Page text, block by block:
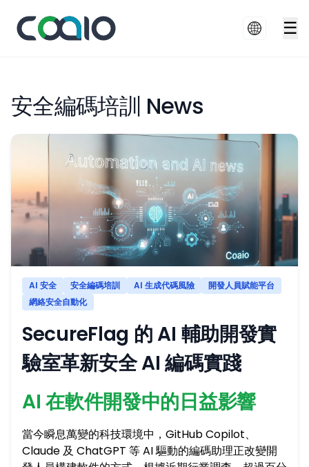
☰
安全編碼培訓 News
AI 安全 安全編碼培訓 AI 生成代碼風險
開發人員賦能平台
網絡安全自動化
SecureFlag 的 AI 輔助開發實
驗室革新安全 AI 編碼實踐
AI 在軟件開發中的日益影響
當今瞬息萬變的科技環境中，GitHub Copilot、
Claude 及 ChatGPT 等 AI 驅動的編碼助理正改變開